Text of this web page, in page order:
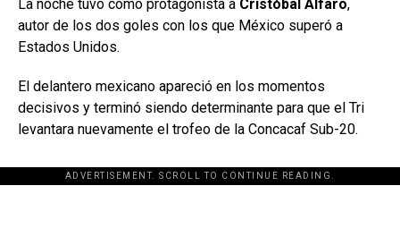
La noche tuvo como protagonista a Cristóbal Alfaro,
autor de los dos goles con los que México superó a
Estados Unidos.
El delantero mexicano apareció en los momentos
decisivos y terminó siendo determinante para que el Tri
levantara nuevamente el trofeo de la Concacaf Sub-20.
ADVERTISEMENT. SCROLL TO CONTINUE READING.
[adsforwp id="243463"]